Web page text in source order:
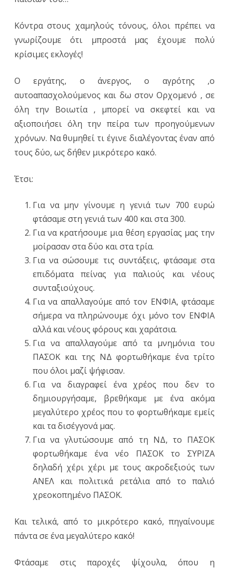
Κόντρα στους χαμηλούς τόνους, όλοι πρέπει να
γνωρίζουμε ότι μπροστά μας έχουμε πολύ
κρίσιμες εκλογές!
Ο εργάτης, ο άνεργος, ο αγρότης ,ο
αυτοαπασχολούμενος και δω στον Ορχομενό , σε
όλη την Βοιωτία , μπορεί να σκεφτεί και να
αξιοποιήσει όλη την πείρα των προηγούμενων
χρόνων. Να θυμηθεί τι έγινε διαλέγοντας έναν από
τους δύο, ως δήθεν μικρότερο κακό.
Έτσι:
Για να μην γίνουμε η γενιά των 700 ευρώ
φτάσαμε στη γενιά των 400 και στα 300.
Για να κρατήσουμε μια θέση εργασίας μας την
μοίρασαν στα δύο και στα τρία.
Για να σώσουμε τις συντάξεις, φτάσαμε στα
επιδόματα πείνας για παλιούς και νέους
συνταξιούχους.
Για να απαλλαγούμε από τον ΕΝΦΙΑ, φτάσαμε
σήμερα να πληρώνουμε όχι μόνο τον ΕΝΦΙΑ
αλλά και νέους φόρους και χαράτσια.
Για να απαλλαγούμε από τα μνημόνια του
ΠΑΣΟΚ και της ΝΔ φορτωθήκαμε ένα τρίτο
που όλοι μαζί ψήφισαν.
Για να διαγραφεί ένα χρέος που δεν το
δημιουργήσαμε, βρεθήκαμε με ένα ακόμα
μεγαλύτερο χρέος που το φορτωθήκαμε εμείς
και τα δισέγγονά μας.
Για να γλυτώσουμε από τη ΝΔ, το ΠΑΣΟΚ
φορτωθήκαμε ένα νέο ΠΑΣΟΚ το ΣΥΡΙΖΑ
δηλαδή χέρι χέρι με τους ακροδεξιούς των
ΑΝΕΛ και πολιτικά ρετάλια από το παλιό
χρεοκοπημένο ΠΑΣΟΚ.
Και τελικά, από το μικρότερο κακό, πηγαίνουμε
πάντα σε ένα μεγαλύτερο κακό!
Φτάσαμε στις παροχές ψίχουλα, όπου η